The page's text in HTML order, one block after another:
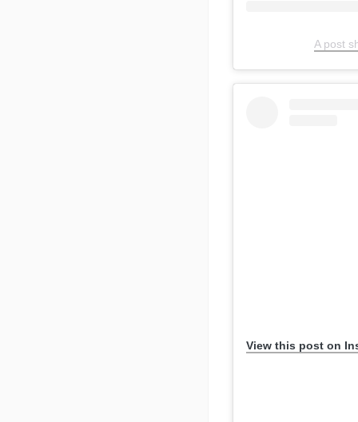
A post
View this post on